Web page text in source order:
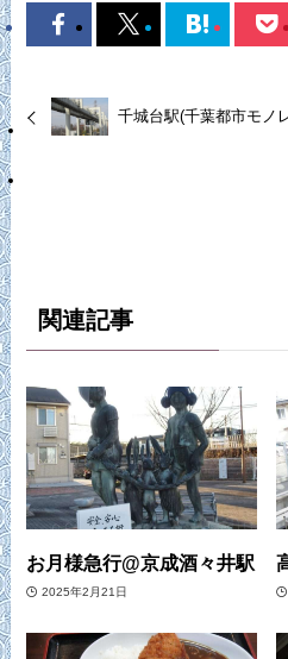
千城台駅(千葉都市モノ
関連記事
お月様急行@京成酒々井駅
2025年2月21日